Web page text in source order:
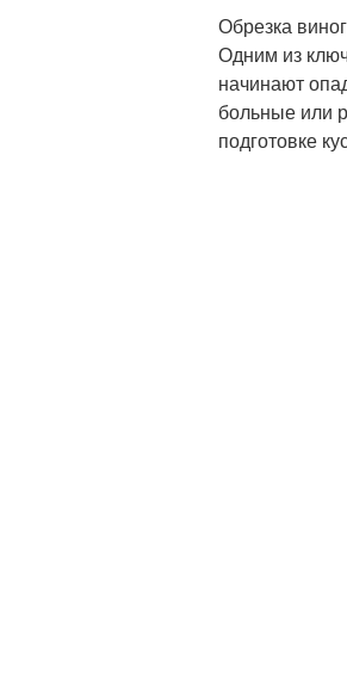
Обрезка
Одним из
начинают
больные или
подготовке